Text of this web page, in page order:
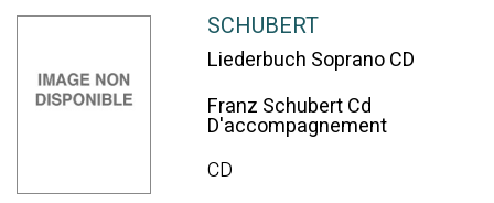
SCHUBERT
Liederbuch Soprano CD
Franz Schubert Cd
D'accompagnement
CD